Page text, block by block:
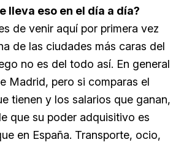
lleva eso en el día a día?
de venir aquí por primera vez
de las ciudades más caras del
no es del todo así. En general
Madrid, pero si comparas el
tienen y los salarios que ganan,
que su poder adquisitivo es
en España. Transporte, ocio,